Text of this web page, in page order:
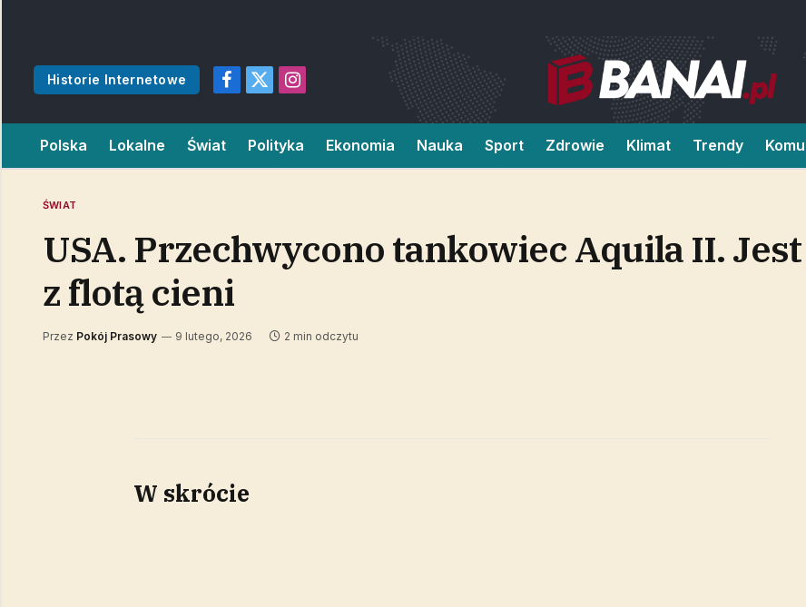
Historie Internetowe
Facebook
X
Instagram
Polska Lokalne Świat Polityka Ekonomia Nauka Sport Zdrowie Klimat Trendy
ŚWIAT
USA. Przechwycono tankowiec Aquila II.
z flotą cieni
Przez Pokój Prasowy 9 lutego, 2026 2 min odczytu
W skrócie